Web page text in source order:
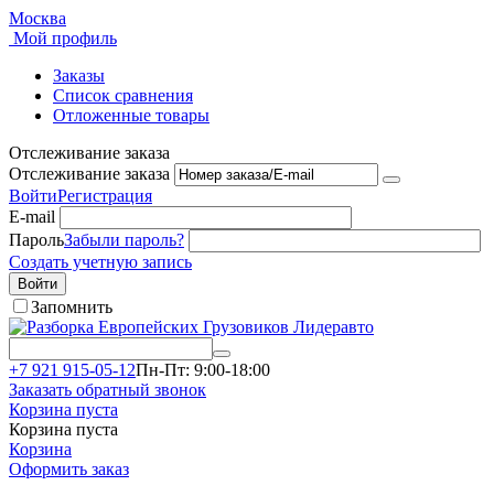
Москва
Мой профиль
Заказы
Список сравнения
Отложенные товары
Отслеживание заказа
Отслеживание заказа
ВойтиРегистрация
E-mail
ПарольЗабыли пароль?
Создать учетную запись
Войти
Запомнить
+7 921 915-05-12Пн-Пт: 9:00-18:00
Заказать обратный звонок
Корзина пуста
Корзина пуста
Корзина
Оформить заказ